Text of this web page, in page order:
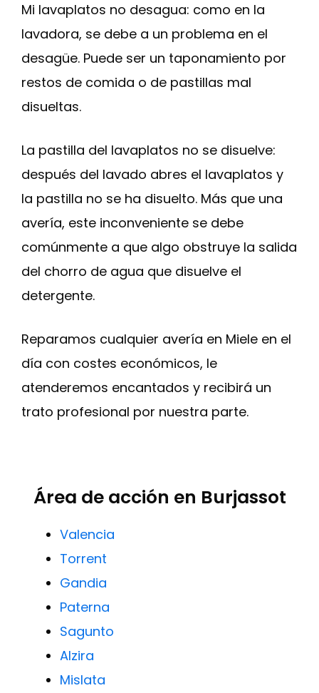
Mi lavaplatos no desagua: como en la
lavadora, se debe a un problema en el
desagüe. Puede ser un taponamiento por
restos de comida o de pastillas mal
disueltas.
La pastilla del lavaplatos no se disuelve:
después del lavado abres el lavaplatos y
la pastilla no se ha disuelto. Más que una
avería, este inconveniente se debe
comúnmente a que algo obstruye la salida
del chorro de agua que disuelve el
detergente.
Reparamos cualquier avería en Miele en el
día con costes económicos, le
atenderemos encantados y recibirá un
trato profesional por nuestra parte.
Área de acción en Burjassot
Valencia
Torrent
Gandia
Paterna
Sagunto
Alzira
Mislata